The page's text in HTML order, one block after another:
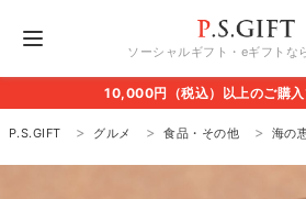
ソーシャルギフト・eギフトな
10,000円（税込）以上のご購入
P.S.GIFT グルメ 食品・その他 海の